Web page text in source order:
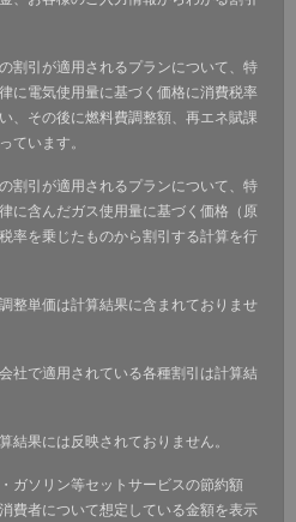
割引が適用されるプランについて、特
に電気使用量に基づく価格に消費税率
、その後に燃料費調整額、再エネ賦課
ています。
割引が適用されるプランについて、特
に含んだガス使用量に基づく価格（原
率を乗じたものから割引する計算を行
整単価は計算結果に含まれておりませ
社で適用されている各種割引は計算結
結果には反映されておりません。
ガソリン等セットサービスの節約額
費者について想定している金額を表示